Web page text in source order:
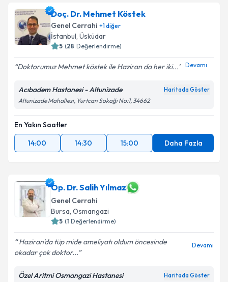
Doç. Dr. Mehmet Köstek
Genel Cerrahi +1diğer
İstanbul, Üsküdar
5 (28 Değerlendirme)
Doktorumuz Mehmet köstek ile Haziran da her iki... Devamı
Acıbadem Hastanesi - Altunizade Haritada Göster
Altunizade Mahallesi, Yurtcan Sokağı No:1, 34662
En Yakın Saatler
14:00
14:30 15:00 Daha Fazla
Op. Dr. Salih Yılmaz
Genel Cerrahi
Bursa, Osmangazi
5 (1 Değerlendirme)
Haziran'da tüp mide ameliyatı oldum öncesinde
okadar çok doktor...
Devamı
Özel Aritmi Osmangazi Hastanesi Haritada Göster